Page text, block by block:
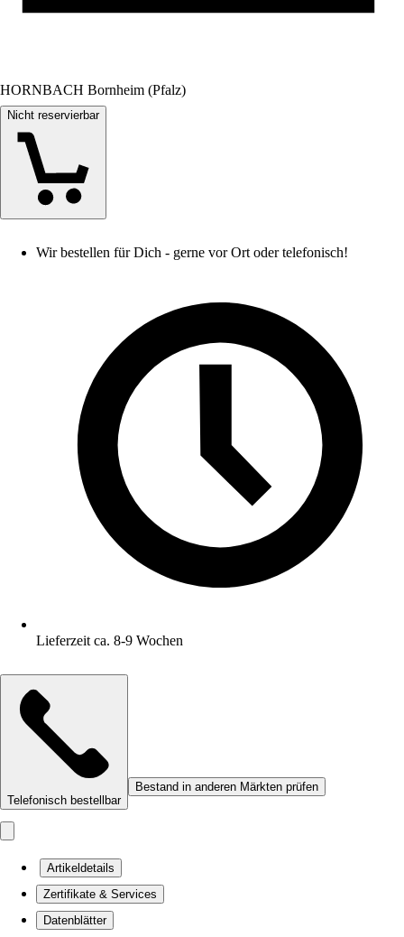
HORNBACH Bornheim (Pfalz)
Nicht reservierbar
Wir bestellen für Dich - gerne vor Ort oder telefonisch!
Lieferzeit ca. 8-9 Wochen
Telefonisch bestellbar
Bestand in anderen Märkten prüfen
Artikeldetails
Zertifikate & Services
Datenblätter